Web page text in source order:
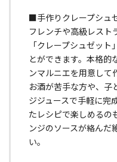
■手作りクレープシュ
フレンチや高級レスト
「クレープシュゼッ
とができます。本格的
ンマルニエを用意して
お酒が苦手な方や、子
ジジュースで手軽に完
たレシピで楽しめるの
ンジのソースが絡んだ
い。